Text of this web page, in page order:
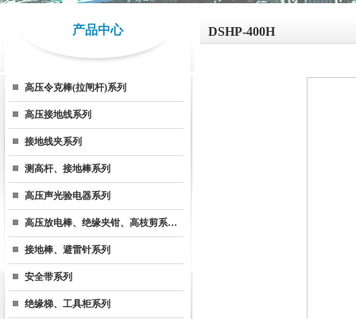
产品中心
高压令克棒(拉闸杆)系列
高压接地线系列
接地线夹系列
测高杆、接地棒系列
高压声光验电器系列
高压放电棒、绝缘夹钳、高枝剪系…
接地棒、避雷针系列
安全带系列
绝缘梯、工具柜系列
DSHP-400H